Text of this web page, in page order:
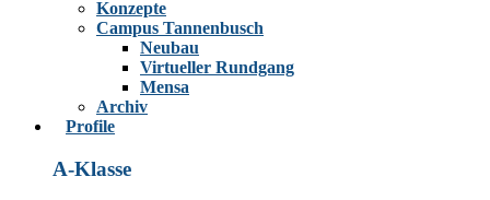
Konzepte
Campus Tannenbusch
Neubau
Virtueller Rundgang
Mensa
Archiv
Profile
A-Klasse